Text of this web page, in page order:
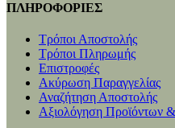
ΠΛΗΡΟΦΟΡΙΕΣ
Τρόποι Αποστολής
Τρόποι Πληρωμής
Επιστροφές
Ακύρωση Παραγγελίας
Αναζήτηση Αποστολής
Αξιολόγηση Προϊόντων